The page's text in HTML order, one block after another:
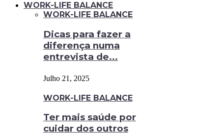
WORK-LIFE BALANCE
WORK-LIFE BALANCE
Dicas para fazer a
diferença numa
entrevista de...
Julho 21, 2025
WORK-LIFE BALANCE
Ter mais saúde por
cuidar dos outros